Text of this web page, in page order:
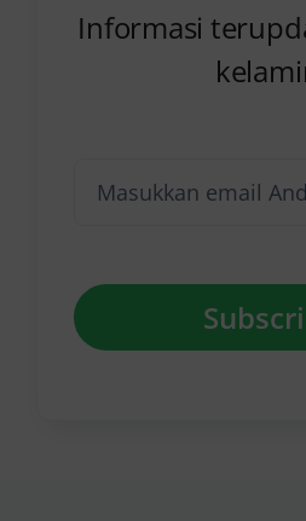
Informasi